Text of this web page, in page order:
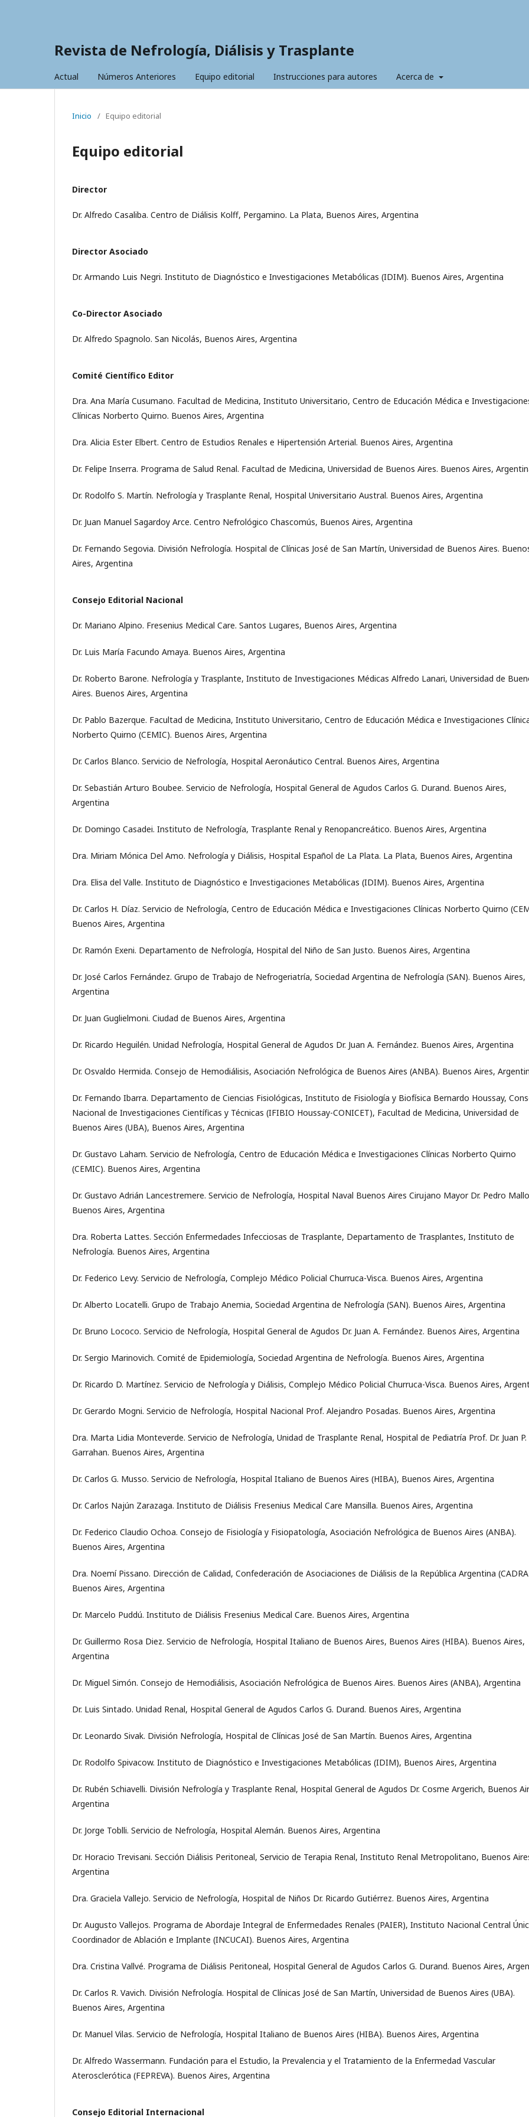
Revista de Nefrología, Diálisis y Trasplante
Actual Números Anteriores Equipo editorial Instrucciones para autores Acerca de
Inicio / Equipo editorial
Equipo editorial
Director
Dr. Alfredo Casaliba. Centro de Diálisis Kolff, Pergamino. La Plata, Buenos Aires, Argentina
Director Asociado
Dr. Armando Luis Negri. Instituto de Diagnóstico e Investigaciones Metabólicas (IDIM). Buenos Aires, Argentina
Co-Director Asociado
Dr. Alfredo Spagnolo. San Nicolás, Buenos Aires, Argentina
Comité Científico Editor
Dra. Ana María Cusumano. Facultad de Medicina, Instituto Universitario, Centro de Educación Médica e
Clínicas Norberto Quirno. Buenos Aires, Argentina
Dra. Alicia Ester Elbert. Centro de Estudios Renales e Hipertensión Arterial. Buenos Aires, Argentina
Dr. Felipe Inserra. Programa de Salud Renal. Facultad de Medicina, Universidad de Buenos Aires. Buenos Aires,
Dr. Rodolfo S. Martín. Nefrología y Trasplante Renal, Hospital Universitario Austral. Buenos Aires, Argentina
Dr. Juan Manuel Sagardoy Arce. Centro Nefrológico Chascomús, Buenos Aires, Argentina
Dr. Fernando Segovia. División Nefrología. Hospital de Clínicas José de San Martín, Universidad de Buenos Aires.
Aires, Argentina
Consejo Editorial Nacional
Dr. Mariano Alpino. Fresenius Medical Care. Santos Lugares, Buenos Aires, Argentina
Dr. Luis María Facundo Amaya. Buenos Aires, Argentina
Dr. Roberto Barone. Nefrología y Trasplante, Instituto de Investigaciones Médicas Alfredo Lanari, Universidad de
Aires. Buenos Aires, Argentina
Dr. Pablo Bazerque. Facultad de Medicina, Instituto Universitario, Centro de Educación Médica e Investigaciones
Norberto Quirno (CEMIC). Buenos Aires, Argentina
Dr. Carlos Blanco. Servicio de Nefrología, Hospital Aeronáutico Central. Buenos Aires, Argentina
Dr. Sebastián Arturo Boubee. Servicio de Nefrología, Hospital General de Agudos Carlos G. Durand. Buenos Aires,
Argentina
Dr. Domingo Casadei. Instituto de Nefrología, Trasplante Renal y Renopancreático. Buenos Aires, Argentina
Dra. Miriam Mónica Del Amo. Nefrología y Diálisis, Hospital Español de La Plata. La Plata, Buenos Aires, Argentina
Dra. Elisa del Valle. Instituto de Diagnóstico e Investigaciones Metabólicas (IDIM). Buenos Aires, Argentina
Dr. Carlos H. Díaz. Servicio de Nefrología, Centro de Educación Médica e Investigaciones Clínicas Norberto Quirno
Buenos Aires, Argentina
Dr. Ramón Exeni. Departamento de Nefrología, Hospital del Niño de San Justo. Buenos Aires, Argentina
Dr. José Carlos Fernández. Grupo de Trabajo de Nefrogeriatría, Sociedad Argentina de Nefrología (SAN). Buenos Aires,
Argentina
Dr. Juan Guglielmoni. Ciudad de Buenos Aires, Argentina
Dr. Ricardo Heguilén. Unidad Nefrología, Hospital General de Agudos Dr. Juan A. Fernández. Buenos Aires, Argentina
Dr. Osvaldo Hermida. Consejo de Hemodiálisis, Asociación Nefrológica de Buenos Aires (ANBA). Buenos Aires,
Dr. Fernando Ibarra. Departamento de Ciencias Fisiológicas, Instituto de Fisiología y Biofísica Bernardo Houssay,
Nacional de Investigaciones Científicas y Técnicas (IFIBIO Houssay-CONICET), Facultad de Medicina, Universidad de
Buenos Aires (UBA), Buenos Aires, Argentina
Dr. Gustavo Laham. Servicio de Nefrología, Centro de Educación Médica e Investigaciones Clínicas Norberto Quirno
(CEMIC). Buenos Aires, Argentina
Dr. Gustavo Adrián Lancestremere. Servicio de Nefrología, Hospital Naval Buenos Aires Cirujano Mayor Dr. Pedro
Buenos Aires, Argentina
Dra. Roberta Lattes. Sección Enfermedades Infecciosas de Trasplante, Departamento de Trasplantes, Instituto de
Nefrología. Buenos Aires, Argentina
Dr. Federico Levy. Servicio de Nefrología, Complejo Médico Policial Churruca-Visca. Buenos Aires, Argentina
Dr. Alberto Locatelli. Grupo de Trabajo Anemia, Sociedad Argentina de Nefrología (SAN). Buenos Aires, Argentina
Dr. Bruno Lococo. Servicio de Nefrología, Hospital General de Agudos Dr. Juan A. Fernández. Buenos Aires, Argentina
Dr. Sergio Marinovich. Comité de Epidemiología, Sociedad Argentina de Nefrología. Buenos Aires, Argentina
Dr. Ricardo D. Martínez. Servicio de Nefrología y Diálisis, Complejo Médico Policial Churruca-Visca. Buenos Aires,
Dr. Gerardo Mogni. Servicio de Nefrología, Hospital Nacional Prof. Alejandro Posadas. Buenos Aires, Argentina
Dra. Marta Lidia Monteverde. Servicio de Nefrología, Unidad de Trasplante Renal, Hospital de Pediatría Prof. Dr. Juan P.
Garrahan. Buenos Aires, Argentina
Dr. Carlos G. Musso. Servicio de Nefrología, Hospital Italiano de Buenos Aires (HIBA), Buenos Aires, Argentina
Dr. Carlos Najún Zarazaga. Instituto de Diálisis Fresenius Medical Care Mansilla. Buenos Aires, Argentina
Dr. Federico Claudio Ochoa. Consejo de Fisiología y Fisiopatología, Asociación Nefrológica de Buenos Aires (ANBA).
Buenos Aires, Argentina
Dra. Noemí Pissano. Dirección de Calidad, Confederación de Asociaciones de Diálisis de la República Argentina
Buenos Aires, Argentina
Dr. Marcelo Puddú. Instituto de Diálisis Fresenius Medical Care. Buenos Aires, Argentina
Dr. Guillermo Rosa Diez. Servicio de Nefrología, Hospital Italiano de Buenos Aires, Buenos Aires (HIBA). Buenos Aires,
Argentina
Dr. Miguel Simón. Consejo de Hemodiálisis, Asociación Nefrológica de Buenos Aires. Buenos Aires (ANBA), Argentina
Dr. Luis Sintado. Unidad Renal, Hospital General de Agudos Carlos G. Durand. Buenos Aires, Argentina
Dr. Leonardo Sivak. División Nefrología, Hospital de Clínicas José de San Martín. Buenos Aires, Argentina
Dr. Rodolfo Spivacow. Instituto de Diagnóstico e Investigaciones Metabólicas (IDIM), Buenos Aires, Argentina
Dr. Rubén Schiavelli. División Nefrología y Trasplante Renal, Hospital General de Agudos Dr. Cosme Argerich, Buenos
Argentina
Dr. Jorge Toblli. Servicio de Nefrología, Hospital Alemán. Buenos Aires, Argentina
Dr. Horacio Trevisani. Sección Diálisis Peritoneal, Servicio de Terapia Renal, Instituto Renal Metropolitano, Buenos
Argentina
Dra. Graciela Vallejo. Servicio de Nefrología, Hospital de Niños Dr. Ricardo Gutiérrez. Buenos Aires, Argentina
Dr. Augusto Vallejos. Programa de Abordaje Integral de Enfermedades Renales (PAIER), Instituto Nacional Central
Coordinador de Ablación e Implante (INCUCAI). Buenos Aires, Argentina
Dra. Cristina Vallvé. Programa de Diálisis Peritoneal, Hospital General de Agudos Carlos G. Durand. Buenos Aires,
Dr. Carlos R. Vavich. División Nefrología. Hospital de Clínicas José de San Martín, Universidad de Buenos Aires (UBA).
Buenos Aires, Argentina
Dr. Manuel Vilas. Servicio de Nefrología, Hospital Italiano de Buenos Aires (HIBA). Buenos Aires, Argentina
Dr. Alfredo Wassermann. Fundación para el Estudio, la Prevalencia y el Tratamiento de la Enfermedad Vascular
Aterosclerótica (FEPREVA). Buenos Aires, Argentina
Consejo Editorial Internacional